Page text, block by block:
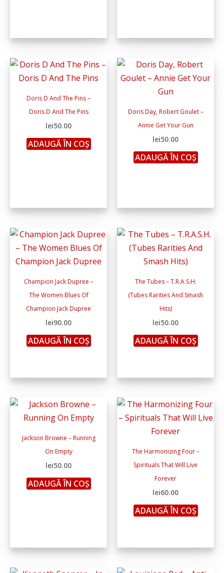
Doris D And The Pins –
Doris D And The Pins
lei50.00
ADAUGĂ ÎN COȘ
Doris Day, Robert Goulet –
Annie Get Your Gun
lei50.00
ADAUGĂ ÎN COȘ
Champion Jack Dupree –
The Women Blues Of
Champion Jack Dupree
lei90.00
ADAUGĂ ÎN COȘ
The Tubes – T.R.A.S.H.
(Tubes Rarities And Smash
Hits)
lei50.00
ADAUGĂ ÎN COȘ
Jackson Browne – Running
On Empty
lei50.00
ADAUGĂ ÎN COȘ
The Harmonizing Four –
Spirituals That Will Live
Forever
lei60.00
ADAUGĂ ÎN COȘ